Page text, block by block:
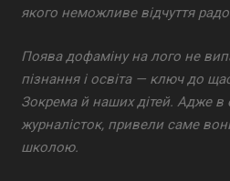
якого неможливе відчуття
Поява дофаміну на лого не
пізнання і освіта — ключ до
Зокрема й наших дітей. Адже в
журналісток, привели саме
школою.